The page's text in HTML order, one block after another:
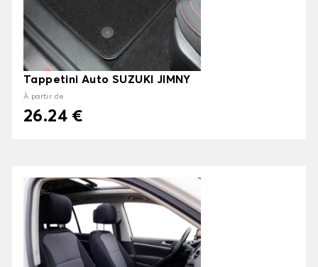
Tappetini Auto SUZUKI JIMNY
À partir de
26.24 €